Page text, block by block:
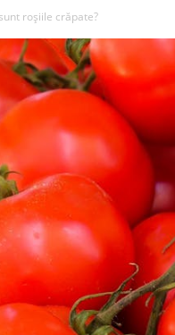
roșiile crăpate?